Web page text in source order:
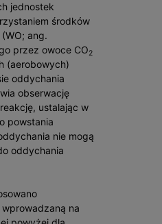
jednostek
środków
ang.
przez owoce CO2
(aerobowych)
oddychania
obserwację
ustalając w
powstania
nie mogą
oddychania
na